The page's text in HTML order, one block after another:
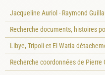
Jacqueline Auriol - Raymond
Recherche documents, histoires
Libye, Tripoli et El Watia
Recherche coordonnées de Pierre